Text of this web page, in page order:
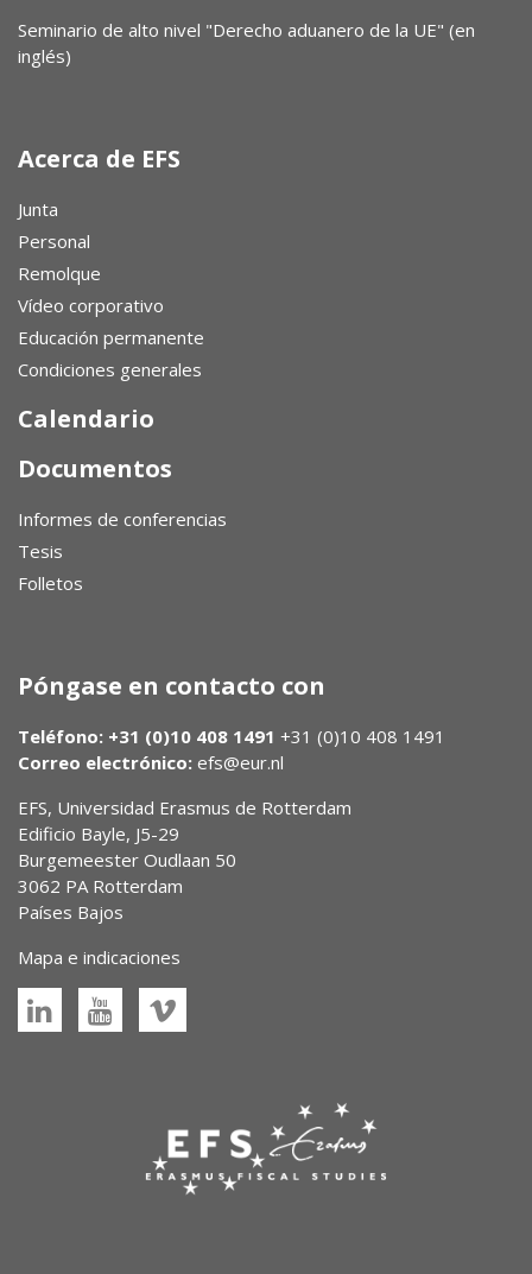
Seminario de alto nivel "Derecho aduanero de la UE" (en
inglés)
Acerca de EFS
Junta
Personal
Remolque
Vídeo corporativo
Educación permanente
Condiciones generales
Calendario
Documentos
Informes de conferencias
Tesis
Folletos
Póngase en contacto con
Teléfono: +31 (0)10 408 1491 +31 (0)10 408 1491
Correo electrónico: efs@eur.nl
EFS, Universidad Erasmus de Rotterdam
Edificio Bayle, J5-29
Burgemeester Oudlaan 50
3062 PA Rotterdam
Países Bajos
Mapa e indicaciones